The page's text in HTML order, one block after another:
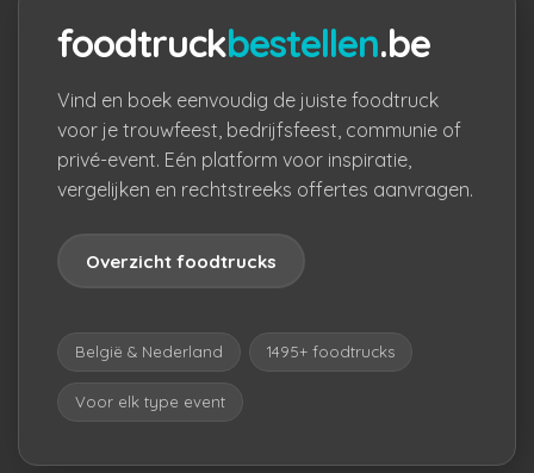
foodtruckbestellen.be
Vind en boek eenvoudig de juiste foodtruck
voor je trouwfeest, bedrijfsfeest, communie of
privé-event. Eén platform voor inspiratie,
vergelijken en rechtstreeks offertes aanvragen.
Overzicht foodtrucks
België & Nederland 1495+ foodtrucks
Voor elk type event